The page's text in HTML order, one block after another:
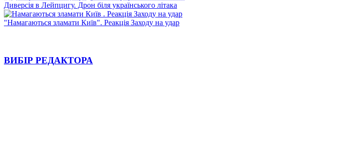
Диверсія в Лейпцигу. Дрон біля українського літака
"Намагаються зламати Київ". Реакція Заходу на удар
ВИБІР РЕДАКТОРА